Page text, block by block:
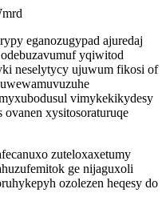
eganozugypad ajuredaj
yqiwitod
neselytycy ujuwum fikosi of
vimykekikydesy
xysitosoraturuqe
zuteloxaxetumy
ge nijaguxoli
ozolezen heqesy do